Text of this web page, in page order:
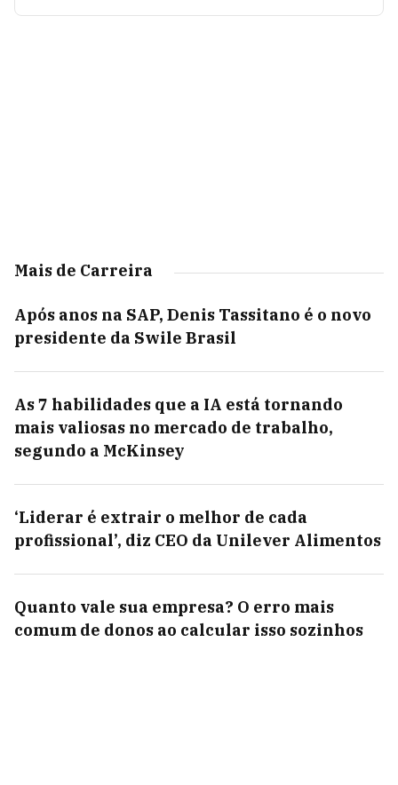
Mais de Carreira
Após anos na SAP, Denis Tassitano é o novo
presidente da Swile Brasil
As 7 habilidades que a IA está tornando
mais valiosas no mercado de trabalho,
segundo a McKinsey
‘Liderar é extrair o melhor de cada
profissional’, diz CEO da Unilever Alimentos
Quanto vale sua empresa? O erro mais
comum de donos ao calcular isso sozinhos